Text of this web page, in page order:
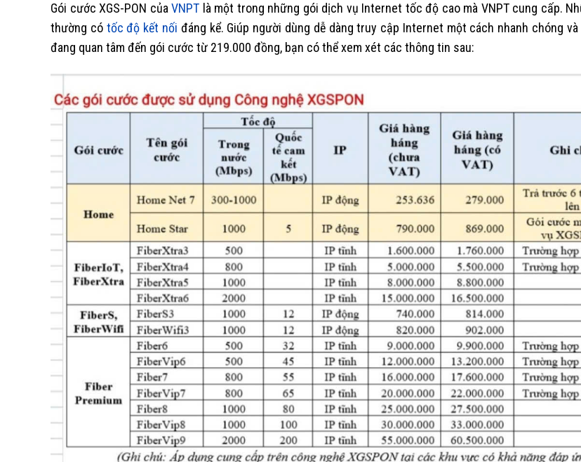
Gói cước XGS-PON củaVNPT là một trong những gói dịch vụ Internet tốc độ cao mà VNPT cung cấp.
thường có tốc độ kết nối đáng kể. Giúp người dùng dễ dàng truy cập Internet một cách nhanh chóng
đang quan tâm đến gói cước từ 219.000 đồng, bạn có thể xem xét các thông tin sau: